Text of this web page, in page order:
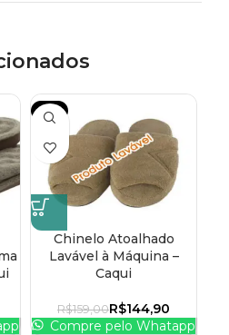
-9%
Chinelo Atoalhado
Lavável à Máquina –
Caqui
R$159,00R$144,90
Compre pelo Whatapp